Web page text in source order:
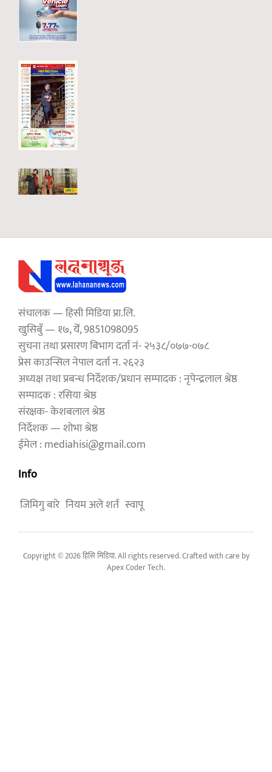
संचालक — हिसी मिडिया प्रा.लि.
खुसिबुँ — १७, येँ, 9851098095
सुचना तथा प्रसारण बिभाग दर्ता नं- २५३८/०७७-०७८
प्रेस काउन्सिल नेपाल दर्ता न. २६२३
अध्यक्ष तथा प्रबन्ध निर्देशक/प्रधान सम्पादक : नृपेन्द्रलाल श्रेष्ठ
सम्पादक : रसिया श्रेष्ठ
संरक्षक- केशबलाल श्रेष्ठ
निर्देशक — शोभा श्रेष्ठ
ईमेल : mediahisi@gmail.com
Info
जिमिगु बारे नियम अले शर्त स्वापू
Copyright © 2026 हिसि मिडिया. All rights reserved. Crafted with care by
Apex Coder Tech.